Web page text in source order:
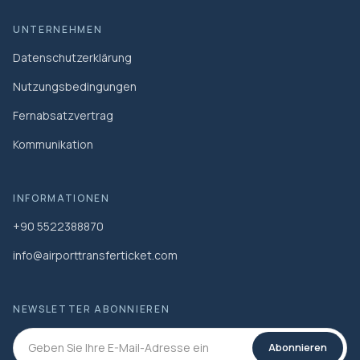
UNTERNEHMEN
Datenschutzerklärung
Nutzungsbedingungen
Fernabsatzvertrag
Kommunikation
INFORMATIONEN
+90 5522388870
info@airporttransferticket.com
NEWSLETTER ABONNIEREN
Abonnieren